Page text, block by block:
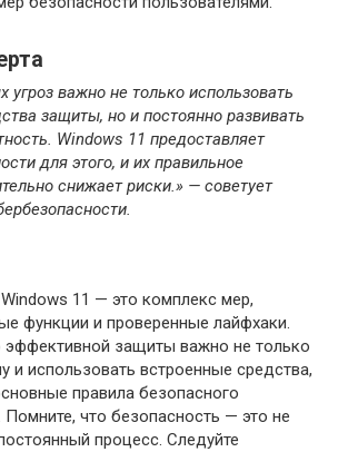
угроз важно не только использовать
защиты, но и постоянно развивать
Windows 11 предоставляет
для этого, и их правильное
снижает риски.» — советует
11 — это комплекс мер,
функции и проверенные лайфхаки.
защиты важно не только
и использовать встроенные средства,
правила безопасного
Помните, что безопасность — это не
процесс. Следуйте